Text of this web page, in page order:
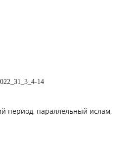
14
период, параллельный ислам,